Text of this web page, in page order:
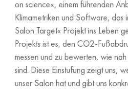
on science«, einem führenden
Klimametriken und Software,
Salon Target« Projekt ins Leben
Projekts ist es, den CO2-
messen und zu bewerten, wie
sind. Diese Einstufung zeigt uns,
unser Salon hat und gibt uns